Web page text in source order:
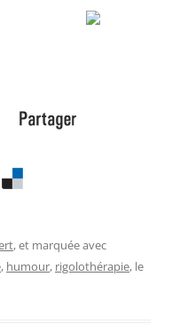
, et marquée avec
, humour, rigolothérapie, le